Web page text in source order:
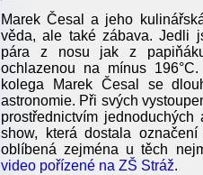
Marek Česal a jeho
věda, ale také zábava. Jedli
pára z nosu jak z
ochlazenou na mínus
kolega Marek Česal se
astronomie. Při svých
prostřednictvím
show, která dostala označení
oblíbená zejména u těch
video pořízené na ZŠ Stráž.